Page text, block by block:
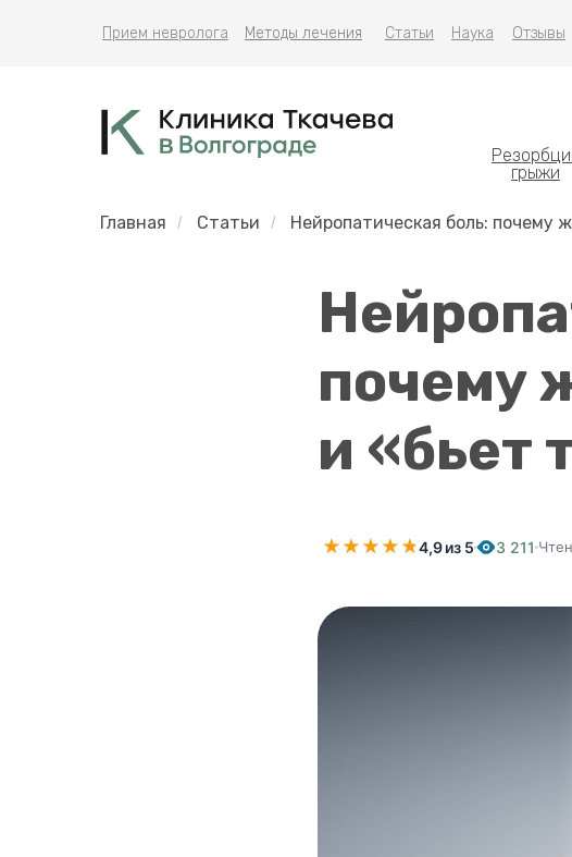
Методы лечения Наука
Статьи Отзывы
Прием невролога
грыжи
Главная / Статьи / Нейропатическая боль: почему
почему
и «бьет
★ ★ ★ ★ ★
★4,9 из 5 3 211